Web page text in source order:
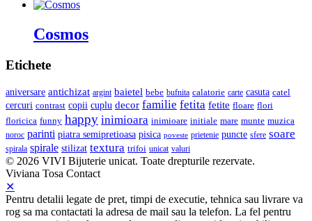
Cosmos
Etichete
aniversare antichizat argint baietel bebe bufnita calatorie carte casuta catel
cercuri contrast copii cuplu decor familie fetita fetite floare flori
floricica funny happy inimioara inimioare initiale mare munte muzica
noroc parinti piatra semipretioasa pisica poveste prietenie puncte sfere soare
spirala spirale stilizat textura trifoi unicat valuri
© 2026 VIVI Bijuterie unicat. Toate drepturile rezervate.
Viviana Tosa Contact
✕
Pentru detalii legate de pret, timpi de executie, tehnica sau livrare va
rog sa ma contactati la adresa de mail sau la telefon. La fel pentru